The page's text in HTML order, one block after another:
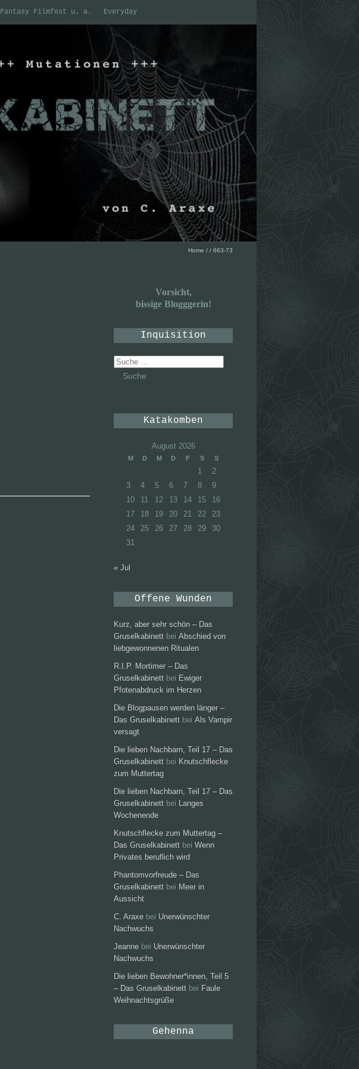
Fantasy Filmfest u. a. Everyday
Home / / 663-73
Vorsicht,
bissige Blogggerin!
Inquisition
Suche
nach:
Katakomben
August 2026
M D M D F S S
1
2
3
4 5 6 7 8
9
10
11 12 13 14 15
16
17
18 19 20 21 22
23
24
25 26 27 28 29
30
31
« Jul
Offene Wunden
Kurz, aber sehr schön – Das
Gruselkabinett bei Abschied von
liebgewonnenen Ritualen
R.I.P. Mortimer – Das
Gruselkabinett bei Ewiger
Pfotenabdruck im Herzen
Die Blogpausen werden länger –
Das Gruselkabinett bei Als Vampir
versagt
Die lieben Nachbarn, Teil 17 – Das
Gruselkabinett bei Knutschflecke
zum Muttertag
Die lieben Nachbarn, Teil 17 – Das
Gruselkabinett bei Langes
Wochenende
Knutschflecke zum Muttertag –
Das Gruselkabinett bei Wenn
Privates beruflich wird
Phantomvorfreude – Das
Gruselkabinett bei Meer in
Aussicht
C. Araxe bei Unerwünschter
Nachwuchs
Jeanne bei Unerwünschter
Nachwuchs
Die lieben Bewohner*innen, Teil 5
– Das Gruselkabinett bei Faule
Weihnachtsgrüße
Gehenna